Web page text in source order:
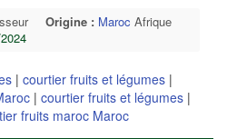
Origine : Maroc Afrique
| courtier fruits et légumes |
| courtier fruits et légumes |
fruits maroc Maroc